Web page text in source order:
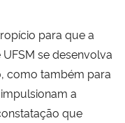
para que a
se desenvolva
como também para
a
que